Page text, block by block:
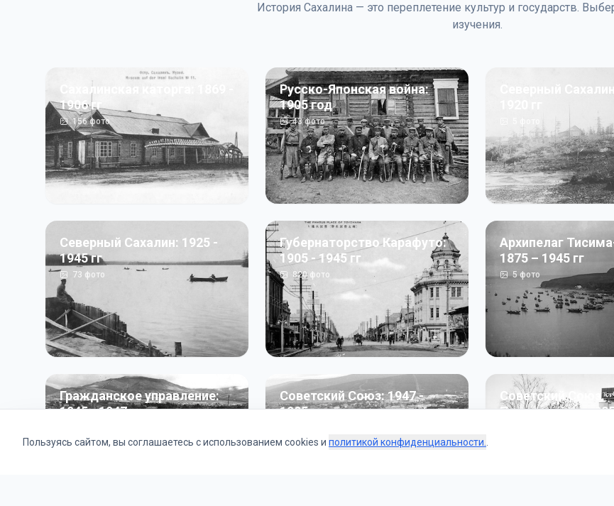
История Сахалина — это переплетение культур и государств.
изучения.
Сахалинская каторга: 1869 -
1906 гг
156фото
Русско-Японская война:
1905 год
43фото
Северный
Северный Сахалин: 1925 -
1945 гг
73 фото
Губернаторство Карафуто:
1905 - 1945 гг
820фото
Архипелаг
1875 – 1945 гг
5фото
Гражданское управление:
1945 - 1947 гг
Советский Союз: 1947 -
1985 гг
Советский Союз.
Перестройка:
Пользуясь сайтом, вы соглашаетесь с использованием cookies и политикой конфиденциальности.